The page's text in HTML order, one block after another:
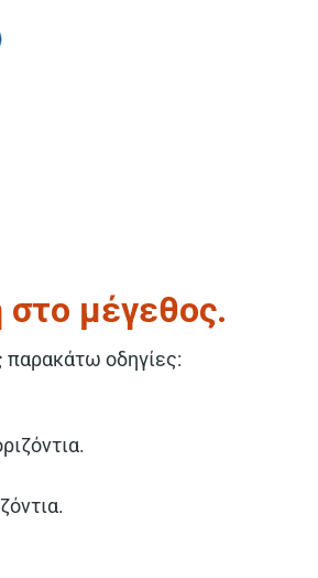
μέγεθος.
παρακάτω οδηγίες: